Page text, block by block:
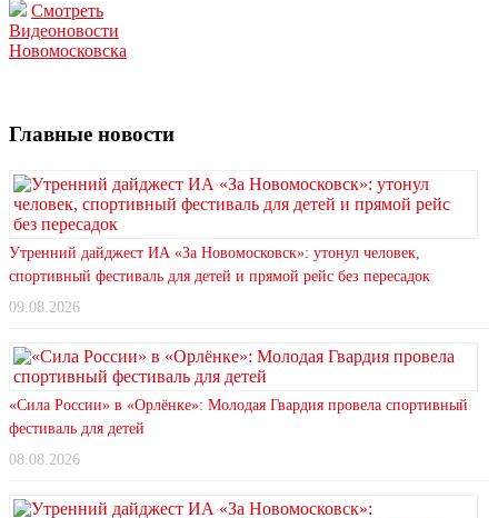
Смотреть
Видеоновости
Новомосковска
Главные новости
Утренний дайджест ИА «За Новомосковск»: утонул человек,
спортивный фестиваль для детей и прямой рейс без пересадок
09.08.2026
«Сила России» в «Орлёнке»: Молодая Гвардия провела спортивный
фестиваль для детей
08.08.2026